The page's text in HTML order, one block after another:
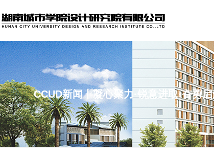
CCUD新闻丨凝心聚力·锐意进取·奋